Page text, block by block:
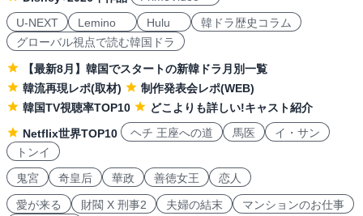
U-NEXT
Lemino Hulu
韓ドラ歴史コラム
グローバル視点で読む韓国ドラ
【最新8月】韓国でスタートの新韓ドラ月別一覧
韓流再現レポ(取材)
制作発表会レポ(WEB)
韓国TV視聴率TOP10
どこよりも詳しい!キャスト紹介
Netflix世界TOP10
ヘチ 王座への道 馬医
イ・サン
トンイ
鬼宮
奇皇后 華政 善徳女王 恋人
愛が来る 財閥 X 刑事2 夫婦の結末
マンションのお仕事